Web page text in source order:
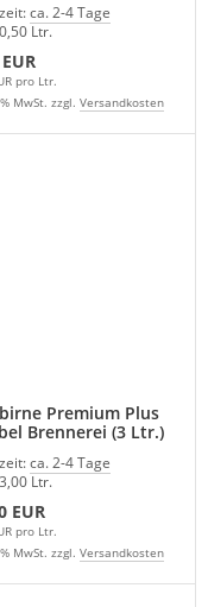
ca. 2-4 Tage
Ltr.
pro Ltr.
MwSt. zzgl. Versandkosten
Premium Plus
Brennerei (3 Ltr.)
ca. 2-4 Tage
Ltr.
EUR
pro Ltr.
MwSt. zzgl. Versandkosten